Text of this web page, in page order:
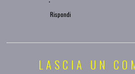
Rispondi
LASCIA UN